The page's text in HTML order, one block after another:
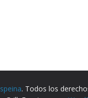
. Todos los